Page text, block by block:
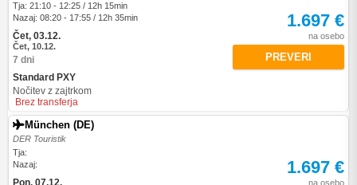
Tja: 21:10 - 12:25 / 12h 15min
Nazaj: 08:20 - 17:55 / 12h 35min
Čet, 03.12.
Čet, 10.12.
7 dni
Standard PXY
Nočitev z zajtrkom
Brez transferja
1.697 €
na osebo
PREVERI
München (DE)
DER Touristik
Tja:
Nazaj:
Pon, 07.12.
1.697 €
na osebo